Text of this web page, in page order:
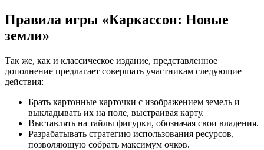
Правила игры «Каркассон: Новые
земли»
Так же, как и классическое издание, представленное
дополнение предлагает совершать участникам следующие
действия:
Брать картонные карточки с изображением земель и
выкладывать их на поле, выстраивая карту.
Выставлять на тайлы фигурки, обозначая свои владения.
Разрабатывать стратегию использования ресурсов,
позволяющую собрать максимум очков.